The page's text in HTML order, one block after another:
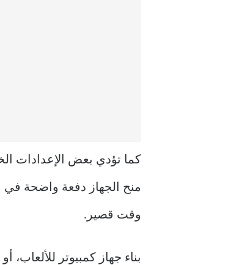
كما تؤدي بعض الإعدادات
منح الجهاز دفعة واضحة في
وقت قصير.
بناء جهاز كمبيوتر